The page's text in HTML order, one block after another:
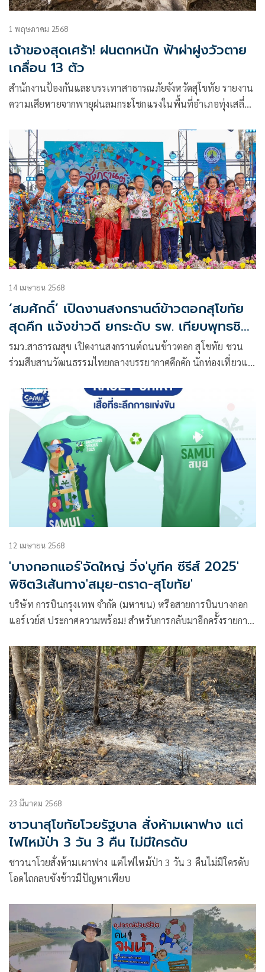
1 พฤษภาคม 2568
เจ้าของสุดเศร้า! ฝนตกหนัก ฟ้าผ่าฝูงวัวตาย
เกลื่อน 13 ตัว
สำนักงานป้องกันและบรรเทาสาธารณภัยจังหวัดสุโขทัย รายงาน
ความเสียหายจากพายุฝนลมกระโชกแรงในพื้นที่อำเภอทุ่งเสลี่ยม
เขาแก้วศรีสมบูรณ์ มีบ้านเรือนราษฎรได้รับความเสียหาย
14 เมษายน 2568
‘สมศักดิ์’ เปิดงานสงกรานต์ข้าวตอกสุโขทัย
สุดคึก แจ้งข่าวดี ยกระดับ รพ. เทียบพุทธชิน
ราช
รมว.สาธารณสุข เปิดงานสงกรานต์ถนนข้าวตอก สุโขทัย ชวน
ร่วมสืบสานวัฒนธรรมไทยกลางบรรยากาศคึกคัก นักท่องเที่ยวแห่
เทียบเท่า รพ.พุทธชินราช พิษณุโลก
12 เมษายน 2568
'บางกอกแอร์'จัดใหญ่ วิ่ง'บูทีค ซีรีส์ 2025'
พิชิต3เส้นทาง'สมุย-ตราด-สุโขทัย'
บริษัท การบินกรุงเทพ จำกัด (มหาชน) หรือสายการบินบางกอก
แอร์เวย์ส ประกาศความพร้อม! สำหรับการกลับมาอีกครั้งรายการ
BANGKOK AIRWAYS BOUTIQUE SERIES 2025” อีกหนึ่ง
กิจกรรมสำคัญที่มุ่งขับเคลื่อนการท่องเที่ยวเชิงกีฬา โดยจัดต่อ
เนื่องเป็นปีที่ 7 ปีนี้พบกับ 3 สนามวิ่ง ณ แหล่งท่องเที่ยวสำคัญ
ใน 3 จังหวัด ได้แก่ เกาะสมุย จ.สุราษฎร์ธานี, จ.ตราด และ
จ.สุโขทัย พร้อมร่วมวิ่งไปกับ 3 ศิลปินหนุ่ม 3 สไตล์ และเซเลบริ
ตี้อีกมากมายที่จะตบเท้าเข้าร่วมกิจกรรมในครั้งนี้ เปิดรับสมัคร
แล้วตั้งแต่วันนี้ถึง 10 กันยายน 2568 โดยสามารถติดตามราย
ละเอียด และสมัครลงแข่งขันในเส้นทางต่าง ๆ ได้ โดยแต่ละ
สนามจะปิดรับสมัครล่วงหน้าก่อนวันแข่งขันผ่านทางเว็บไซต์
https://bangkokairways.run และเฟซบุ๊ก
23 มีนาคม 2568
ชาวนาสุโขทัยโวยรัฐบาล สั่งห้ามเผาฟาง แต่
ไฟไหม้ป่า 3 วัน 3 คืน ไม่มีใครดับ
ชาวนาโวยสั่งห้ามเผาฟาง แต่ไฟไหม้ป่า 3 วัน 3 คืนไม่มีใครดับ
โอดไถกลบซังข้าวมีปัญหาเพียบ